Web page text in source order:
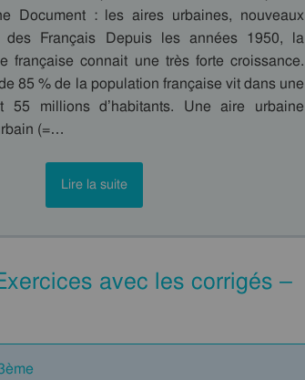
Document : les aires urbaines, nouveaux
des Français Depuis les années 1950, la
française connait une très forte croissance.
85 % de la population française vit dans une
55 millions d’habitants. Une aire urbaine
(=…
Lire la suite
avec les corrigés –